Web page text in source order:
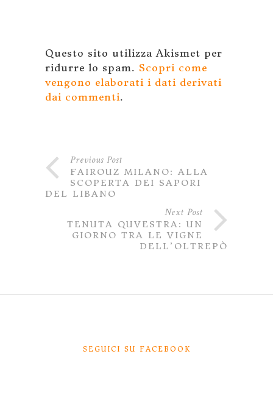
Questo sito utilizza Akismet per
ridurre lo spam. Scopri come
vengono elaborati i dati derivati
dai commenti.
Previous Post
FAIROUZ MILANO: ALLA
SCOPERTA DEI SAPORI
DEL LIBANO
Next Post
TENUTA QUVESTRA: UN
GIORNO TRA LE VIGNE
DELL’OLTREPÒ
SEGUICI SU FACEBOOK